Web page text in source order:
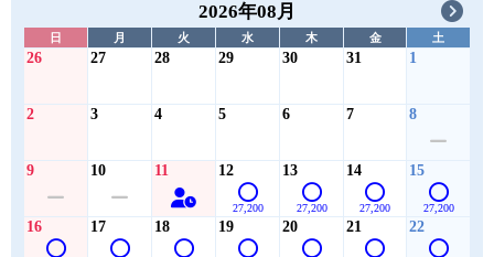
2026年08月
日 月 火 水 木 金 土
26 27 28 29 30 31 1
2 3 4 5 6 7 8
9 10 11 12
27,200
13
27,200
14
27,200
15
27,200
16 17 18 19 20 21 22